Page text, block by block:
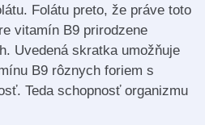
Folátu preto, že práve toto
vitamín B9 prirodzene
Uvedená skratka umožňuje
B9 rôznych foriem s
Teda schopnosť organizmu